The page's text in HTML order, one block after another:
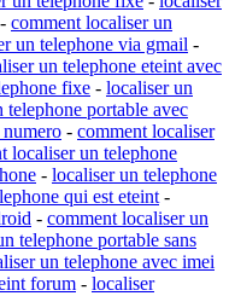
- comment localiser un
un telephone via gmail -
un telephone eteint avec
fixe - localiser un
telephone portable avec
- comment localiser
localiser un telephone
- localiser un telephone
qui est eteint -
- comment localiser un
telephone portable sans
un telephone avec imei
forum - localiser